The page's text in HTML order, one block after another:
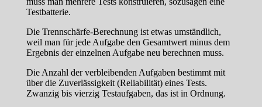
Testbatterie.
Die Trennschärfe-Berechnung ist etwas umständlich,
weil man für jede Aufgabe den Gesamtwert minus dem
Ergebnis der einzelnen Aufgabe neu berechnen muss.
Die Anzahl der verbleibenden Aufgaben bestimmt mit
über die Zuverlässigkeit (Reliabilität) eines Tests.
Zwanzig bis vierzig Testaufgaben, das ist in Ordnung.